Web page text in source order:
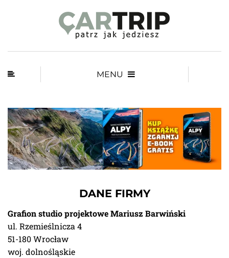
MENU
DANE FIRMY
Grafion studio projektowe Mariusz Barwiński
ul. Rzemieślnicza 4
51-180 Wrocław
woj. dolnośląskie